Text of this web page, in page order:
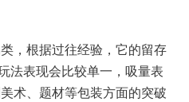
，根据过往经验，它的留存
法表现会比较单一，吸量表
术、题材等包装方面的突破